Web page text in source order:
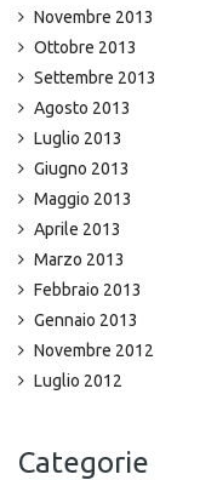
Novembre 2013
Ottobre 2013
Settembre 2013
Agosto 2013
Luglio 2013
Giugno 2013
Maggio 2013
Aprile 2013
Marzo 2013
Febbraio 2013
Gennaio 2013
Novembre 2012
Luglio 2012
Categorie